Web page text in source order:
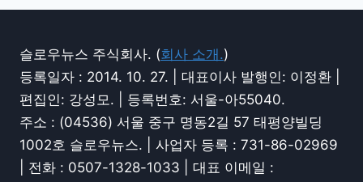
슬로우뉴스 주식회사. (회사 소개.)
등록일자 : 2014. 10. 27. | 대표이사 발행인: 이정환 |
편집인: 강성모. | 등록번호: 서울-아55040.
주소 : (04536) 서울 중구 명동2길 57 태평양빌딩
1002호 슬로우뉴스. | 사업자 등록 : 731-86-02969
| 전화 : 0507-1328-1033 | 대표 이메일 :